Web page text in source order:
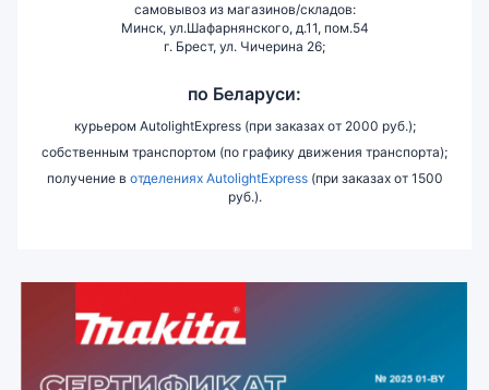
самовывоз из магазинов/складов:
Минск, ул.Шафарнянского, д.11, пом.54
г. Брест, ул. Чичерина 26;
по Беларуси:
курьером AutolightExpress (при заказах от 2000 руб.);
собственным транспортом (по графику движения транспорта);
получение в отделениях AutolightExpress(при заказах от 1500
руб.).